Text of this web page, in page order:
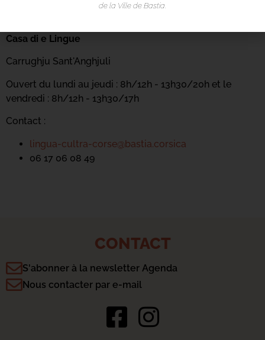
Casa di e Lingue
Carrughju Sant'Anghjuli
Ouvert du lundi au jeudi : 8h/12h - 13h30/20h et le
vendredi : 8h/12h - 13h30/17h
Contact :
lingua-cultra-corse@bastia.corsica
06 17 06 08 49
CONTACT
S'abonner à la newsletter Agenda
Nous contacter par e-mail
de la Ville de Bastia.